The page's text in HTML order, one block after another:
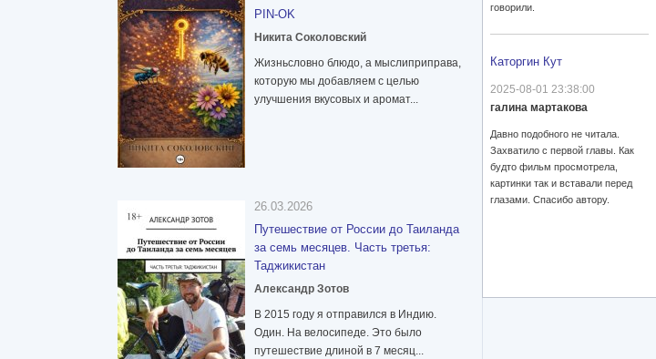
PIN-OK
Никита Соколовский
Жизньсловно блюдо, а мыслиприправа,
которую мы добавляем с целью
улучшения вкусовых и аромат...
26.03.2026
Путешествие от России до Таиланда
за семь месяцев. Часть третья:
Таджикистан
Александр Зотов
В 2015 году я отправился в Индию.
Один. На велосипеде. Это было
путешествие длиной в 7 месяц...
говорили.
Каторгин Кут
2025-08-01 23:38:00
галина мартакова
Давно подобного не читала.
Захватило с первой главы. Как
будто фильм просмотрела,
картинки так и вставали перед
глазами. Спасибо автору.